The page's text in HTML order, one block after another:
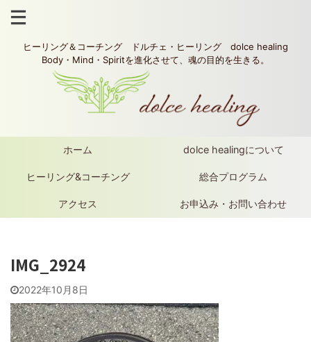
ヒーリング＆コーチング ドルチェ・ヒーリング dolce healing
Body・Mind・Spiritを進化させて、魂の目的を生きる。
ホーム dolce healingについて
ヒーリング&コーチング 総合プログラム
アクセス お申込み・お問い合わせ
IMG_2924
2022年10月8日